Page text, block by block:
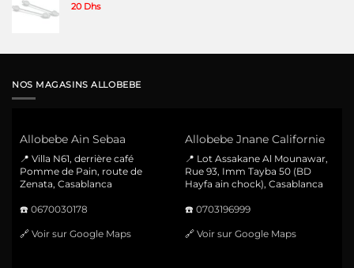
20 Dhs
NOS MAGASINS ALLOBEBE
Allobebe Ain Sebaa
📍 Villa N61, derrière café
Pomme de Pain, route de
Zenata, Casablanca
☎️ 0670030178
🔗 Voir sur Google Maps
Allobebe Jnane Californie
📍 Lot Assakane Al Mounawar,
Rue 93, Imm Tayba 50 (BD
Hayfa ain chock), Casablanca
☎️ 0703196999
🔗 Voir sur Google Maps